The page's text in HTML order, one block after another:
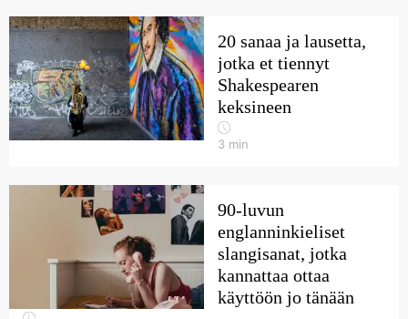
20 sanaa ja lausetta,
jotka et tiennyt
Shakespearen
keksineen
3 min
90-luvun
englanninkieliset
slangisanat, jotka
kannattaa ottaa
käyttöön jo tänään